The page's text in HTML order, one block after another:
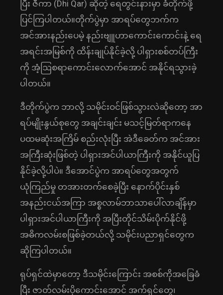
ပြီး ဇီကာ (Dhi Qar) ဆိုတဲ့ ရေတွင်းနားမှာ ခံတိုက်ဖို့
ပြင်ကြပါတယ်။တိုက်ပွဲမှာ အာရပ်တွေဘက်က
အင်အားနည်းပေမဲ့ နည်းဗျူဟာကောင်းကောင်းနဲ့ ရေ
အရင်းအမြစ်ကို ထိန်းချုပ်နိုင်ခဲ့လို့ ပါရှားစစ်တပ်ကြီး
ကို အံ့ဩစရာကောင်းလောက်အောင် အနိုင်ရသွားခဲ့
ပါတယ်။
ဒီတိုက်ပွဲက ဘာလို့ သမိုင်းဝင်ဖြစ်သွားလဲဆိုတော့ အာ
ရပ်မျိုးနွယ်စုတွေ အချင်းချင်း မသင့်မြတ်ရာကနေ
ပထမဆုံးအကြိမ် စည်းလုံးပြီး အဲဒီခေတ်က အင်အား
အကြီးဆုံးဖြစ်တဲ့ ပါရှားအင်ပါယာကြီးကို အနိုင်ယူပြ
နိုင်ခဲ့လို့ပါပဲ။ ဒီအောင်ပွဲက အာရပ်တွေအတွက်
ယုံကြည်မှု တအားတက်စေခဲ့ပြီး နောက်ပိုင်းနှစ်
အနည်းငယ်အကြာ အစ္စလာမ်ဘာသာပေါ်လာချိန်မှာ
ပါရှားအင်ပါယာကြီးကို အပြီးတိုင်သိမ်းပိုက်နိုင်ဖို့
အဓိကလမ်းစဖြစ်ခဲ့တယ်လို့ သမိုင်းပညာရှင်တွေက
ဆိုကြပါတယ်။
ရုပ်ရှင်ထဲမှာတော့ ဒီသမိုင်းကြောင်း အစစ်ကိုအခြေခံ
ပြီး ဇာတ်လမ်းပိုကောင်းအောင် အက်ရှင်တွေ၊